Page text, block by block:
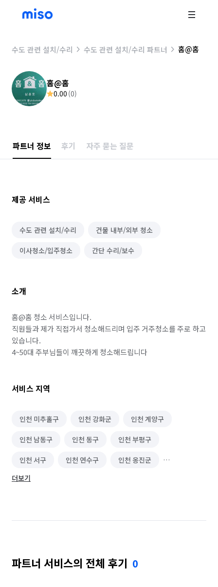
수도 관련 설치/수리 수도 관련 설치/수리 파트너 홈@홈
홈@홈
0.00 (0)
파트너 정보 후기 자주 묻는 질문
제공 서비스
수도 관련 설치/수리 건물 내부/외부 청소
이사청소/입주청소 간단 수리/보수
소개
홈@홈 청소 서비스입니다.
직원들과 제가 직접가서 청소해드리며 입주 거주청소를 주로 하고
있습니다.
4~50대 주부님들이 깨끗하게 청소해드립니다
서비스 지역
인천 미추홀구 인천 강화군 인천 계양구
인천 남동구 인천 동구 인천 부평구
인천 서구 인천 연수구 인천 옹진군
인천 중구
더보기
파트너 서비스의 전체 후기 0